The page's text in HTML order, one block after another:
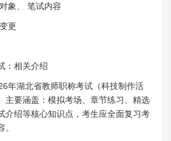
象、 笔试内容
更
：相关介绍
年湖北省教师职称考试（科技制作活
主要涵盖：模拟考场、章节练习、精选
介绍等核心知识点，考生应全面复习考